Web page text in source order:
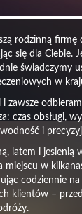
rodzinną firmę
się dla Ciebie.
świadczymy
w
zawsze
czas obsługi,
i
latem i jesienią
miejscu w
codziennie
klientów –